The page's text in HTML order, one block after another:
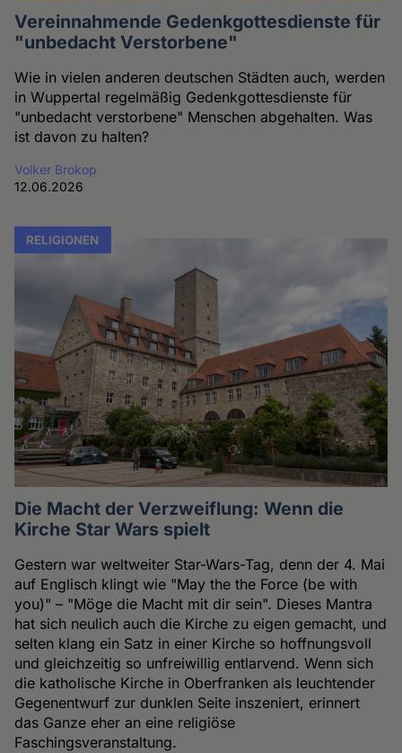
Vereinnahmende Gedenkgottesdienste für
"unbedacht Verstorbene"
Wie in vielen anderen deutschen Städten auch, werden
in Wuppertal regelmäßig Gedenkgottesdienste für
"unbedacht verstorbene" Menschen abgehalten. Was
ist davon zu halten?
Volker Brokop
12.06.2026
RELIGIONEN
Die Macht der Verzweiflung: Wenn die
Kirche Star Wars spielt
Gestern war weltweiter Star-Wars-Tag, denn der 4. Mai
auf Englisch klingt wie "May the the Force (be with
you)" – "Möge die Macht mit dir sein". Dieses Mantra
hat sich neulich auch die Kirche zu eigen gemacht, und
selten klang ein Satz in einer Kirche so hoffnungsvoll
und gleichzeitig so unfreiwillig entlarvend. Wenn sich
die katholische Kirche in Oberfranken als leuchtender
Gegenentwurf zur dunklen Seite inszeniert, erinnert
das Ganze eher an eine religiöse
Faschingsveranstaltung.